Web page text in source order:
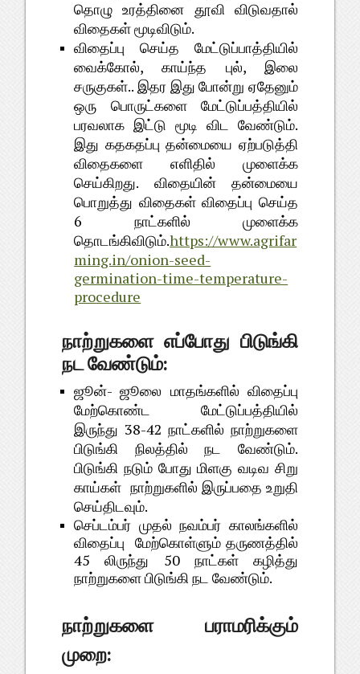
தொழு
உரத்தினை தூவி
விடுவதால்
விதைகள் மூடிவிடும்.
விதைப்பு செய்த
மேட்டுப்பாத்தியில்
வைக்கோல்,காய்ந்த புல்,
இலை
சருகுகள்.. இதர இது போன்று ஏதேனும்
ஒரு
பொருட்களை
மேட்டுப்பத்தியில்
பரவலாக இட்டு மூடி விட வேண்டும்.
இது கதகதப்பு தன்மையை ஏற்படுத்தி
விதைகளை
எளிதில்
முளைக்க
செய்கிறது. விதையின்
தன்மையை
பொறுத்து விதைகள் விதைப்பு செய்த
6 நாட்களில்
முளைக்க
தொடங்கிவிடும்.https://www.agrifar
ming.in/onion-seed-
germination-time-temperature-
procedure
நாற்றுகளை எப்போது பிடுங்கி
நடவேண்டும்:
ஜூன்-ஜூலை மாதங்களில் விதைப்பு
மேற்கொண்ட
மேட்டுப்பத்தியில்
இருந்து 38-42நாட்களில் நாற்றுகளை
பிடுங்கி
நிலத்தில் நட வேண்டும்.
பிடுங்கி நடும் போது மிளகு வடிவ சிறு
காய்கள் நாற்றுகளில் இருப்பதை உறுதி
செய்திடவும்.
செப்டம்பர் முதல் நவம்பர் காலங்களில்
விதைப்பு
மேற்கொள்ளும் தருணத்தில்
45லிருந்து 50 நாட்கள்
கழித்து
நாற்றுகளை பிடுங்கி நட வேண்டும்.
நாற்றுகளை
பராமரிக்கும்
முறை: